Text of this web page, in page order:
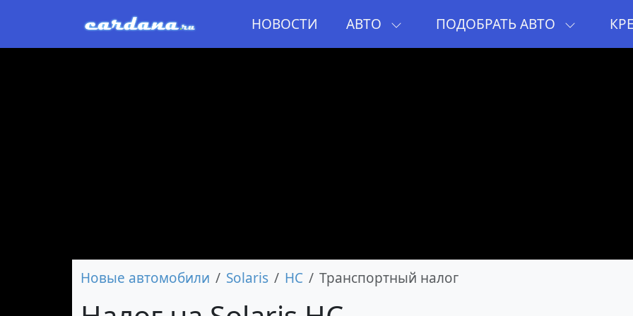
НОВОСТИ АВТО ПОДОБРАТЬ АВТО
Новые автомобили Solaris HC Транспортный налог